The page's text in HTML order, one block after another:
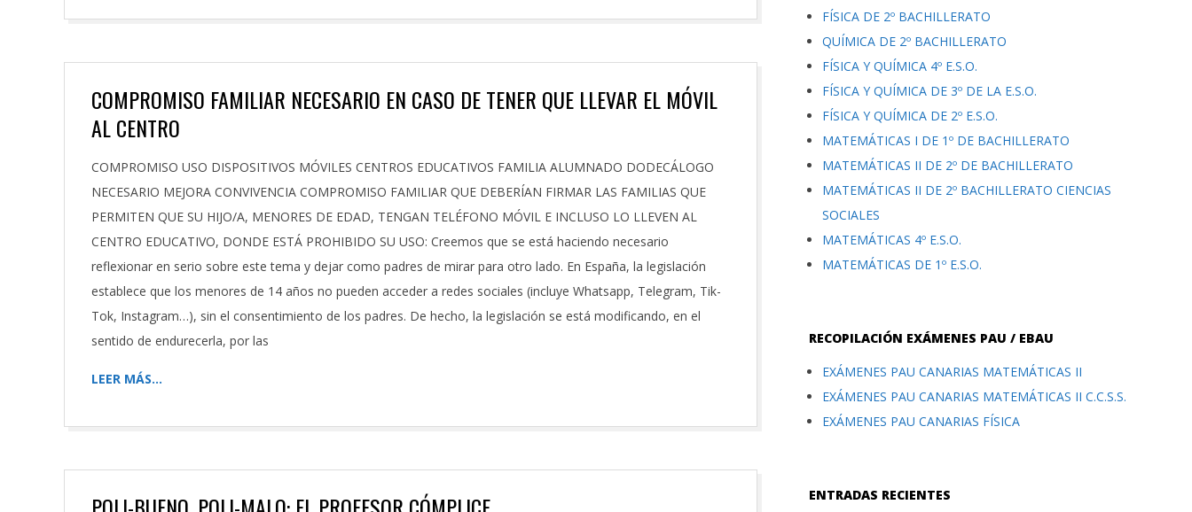
COMPROMISO FAMILIAR NECESARIO EN CASO DE TENER QUE LLEVAR EL MÓVIL
AL CENTRO
2023-
10-
21
COMPROMISO USO DISPOSITIVOS MÓVILES CENTROS EDUCATIVOS FAMILIA ALUMNADO DODECÁLOGO
NECESARIO MEJORA CONVIVENCIA COMPROMISO FAMILIAR QUE DEBERÍAN FIRMAR LAS FAMILIAS QUE
PERMITEN QUE SU HIJO/A, MENORES DE EDAD, TENGAN TELÉFONO MÓVIL E INCLUSO LO LLEVEN AL
CENTRO EDUCATIVO, DONDE ESTÁ PROHIBIDO SU USO: Creemos que se está haciendo necesario
reflexionar en serio sobre este tema y dejar como padres de mirar para otro lado. En España, la legislación
establece que los menores de 14 años no pueden acceder a redes sociales (incluye Whatsapp, Telegram, Tik-
Tok, Instagram…), sin el consentimiento de los padres. De hecho, la legislación se está modificando, en el
sentido de endurecerla, por las
LEER MÁS…
FÍSICA DE 2º BACHILLERATO
QUÍMICA DE 2º BACHILLERATO
FÍSICA Y QUÍMICA 4º E.S.O.
FÍSICA Y QUÍMICA DE 3º DE LA E.S.O.
FÍSICA Y QUÍMICA DE 2º E.S.O.
MATEMÁTICAS I DE 1º DE BACHILLERATO
MATEMÁTICAS II DE 2º DE BACHILLERATO
MATEMÁTICAS II DE 2º BACHILLERATO CIENCIAS
SOCIALES
MATEMÁTICAS 4º E.S.O.
MATEMÁTICAS DE 1º E.S.O.
RECOPILACIÓN EXÁMENES PAU / EBAU
EXÁMENES PAU CANARIAS MATEMÁTICAS II
EXÁMENES PAU CANARIAS MATEMÁTICAS II C.C.S.S.
EXÁMENES PAU CANARIAS FÍSICA
ENTRADAS RECIENTES